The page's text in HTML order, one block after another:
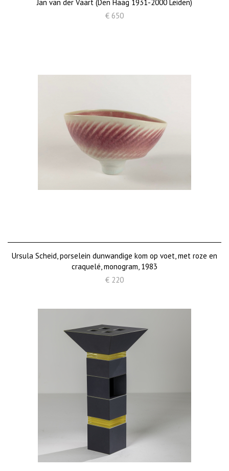
Jan van der Vaart (Den Haag 1931-2000 Leiden)
€ 650
Ursula Scheid, porselein dunwandige kom op voet, met roze en
craquelé, monogram, 1983
€ 220